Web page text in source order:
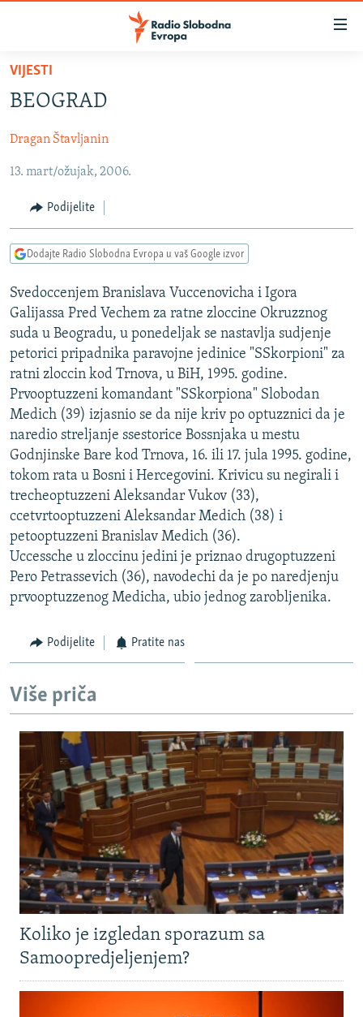
Pređite
glavni
Pređite
na
navigaciju
Pređite
na
pretragu
SRBIJA
KOSOVO
CRNA GORA
VIZUELNO
VIDEO
FOTOGALERIJE
INFOGRAFIKE
PODCASTI
RAT U UKRAJINI
KINA NA BALKANU
RSE PRIČE IZ SVIJETA
ISPRIČAJ MI
DNEVNO@RSE
SPECIJALI RSE
VIŠE OD NASLOVA
GENOCID U SREBRENICI
POPLAVE I KLIZIŠTA U BIH 2024.
TV LIBERTY
POST SCRIPTUM
TRI DECENIJE OD RATA U BIH
NASTANAK I RASPAD JUGOSLAVIJE
PRATITE NAS
Sve RFE/RL stranice
VIJESTI
BEOGRAD
Dragan Štavljanin
13. mart/ožujak, 2006.
Podijelite
Dodajte Radio Slobodna Evropa u vaš Google izvor
Svedoccenjem Branislava Vuccenovicha i Igora
Galijassa Pred Vechem za ratne zloccine Okruzznog
suda u Beogradu, u ponedeljak se nastavlja sudjenje
petorici pripadnika paravojne jedinice "SSkorpioni" za
ratni zloccin kod Trnova, u BiH, 1995. godine.
Prvooptuzzeni komandant "SSkorpiona" Slobodan
Medich (39) izjasnio se da nije kriv po optuzznici da je
naredio streljanje ssestorice Bossnjaka u mestu
Godnjinske Bare kod Trnova, 16. ili 17. jula 1995. godine,
tokom rata u Bosni i Hercegovini. Krivicu su negirali i
trecheoptuzzeni Aleksandar Vukov (33),
ccetvrtooptuzzeni Aleksandar Medich (38) i
petooptuzzeni Branislav Medich (36).
Uccessche u zloccinu jedini je priznao drugoptuzzeni
Pero Petrassevich (36), navodechi da je po naredjenju
prvooptuzzenog Medicha, ubio jednog zarobljenika.
Podijelite Pratite nas
Više priča
Koliko je izgledan sporazum sa
Samoopredjeljenjem?